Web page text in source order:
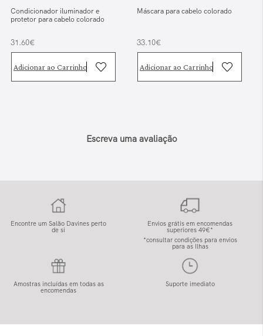
Condicionador iluminador e
protetor para cabelo colorado
31.60€
Adicionar ao Carrinho
Máscara para cabelo colorado
33.10€
Adicionar ao Carrinho
Escreva uma avaliação
Encontre um Salão Davines perto
de si
Envios grátis em encomendas
superiores 49€*
*consultar condições para envios
para as Ilhas
Amostras incluídas em todas as
encomendas
Suporte imediato